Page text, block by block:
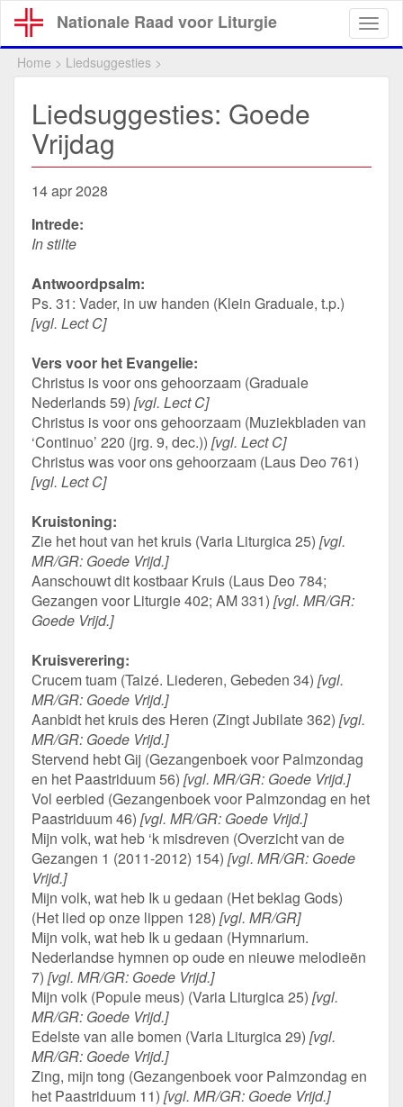
Overslaan
en
naar
Nationale Raad voor Liturgie
Home > Liedsuggesties >
Liedsuggesties: Goede
Vrijdag
14 apr 2028
Intrede:
In stilte
Antwoordpsalm:
Ps. 31: Vader, in uw handen (Klein Graduale, t.p.)
[vgl. Lect C]
Vers voor het Evangelie:
Christus is voor ons gehoorzaam (Graduale
Nederlands 59) [vgl. Lect C]
Christus is voor ons gehoorzaam (Muziekbladen van
‘Continuo’ 220 (jrg. 9, dec.)) [vgl. Lect C]
Christus was voor ons gehoorzaam (Laus Deo 761)
[vgl. Lect C]
Kruistoning:
Zie het hout van het kruis (Varia Liturgica 25) [vgl.
MR/GR: Goede Vrijd.]
Aanschouwt dit kostbaar Kruis (Laus Deo 784;
Gezangen voor Liturgie 402; AM 331) [vgl. MR/GR:
Goede Vrijd.]
Kruisverering:
Crucem tuam (Taizé. Liederen, Gebeden 34) [vgl.
MR/GR: Goede Vrijd.]
Aanbidt het kruis des Heren (Zingt Jubilate 362) [vgl.
MR/GR: Goede Vrijd.]
Stervend hebt Gij (Gezangenboek voor Palmzondag
en het Paastriduum 56) [vgl. MR/GR: Goede Vrijd.]
Vol eerbied (Gezangenboek voor Palmzondag en het
Paastriduum 46) [vgl. MR/GR: Goede Vrijd.]
Mijn volk, wat heb ‘k misdreven (Overzicht van de
Gezangen 1 (2011-2012) 154) [vgl. MR/GR: Goede
Vrijd.]
Mijn volk, wat heb Ik u gedaan (Het beklag Gods)
(Het lied op onze lippen 128) [vgl. MR/GR]
Mijn volk, wat heb Ik u gedaan (Hymnarium.
Nederlandse hymnen op oude en nieuwe melodieën
7) [vgl. MR/GR: Goede Vrijd.]
Mijn volk (Popule meus) (Varia Liturgica 25) [vgl.
MR/GR: Goede Vrijd.]
Edelste van alle bomen (Varia Liturgica 29) [vgl.
MR/GR: Goede Vrijd.]
Zing, mijn tong (Gezangenboek voor Palmzondag en
het Paastriduum 11) [vgl. MR/GR: Goede Vrijd.]